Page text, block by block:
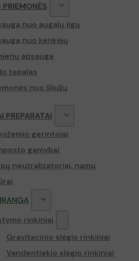
nuo augalų ligų
nuo kenkėjų
apsauga
tepalas
nuo šliužų
PREPARATAI
gerintojai
gamybai
neutralizatoriai, namų
rinkiniai
Gravitacinio slėgio rinkiniai
Vandentiekio slėgio rinkiniai